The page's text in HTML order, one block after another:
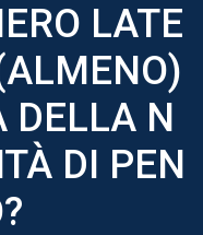
LATE
DELLA N
DI PEN